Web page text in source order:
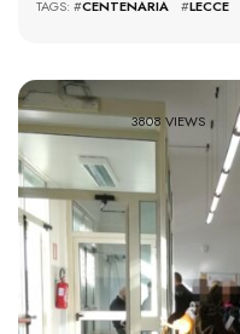
TAGS: #CENTENARIA #LECCE
3808 VIEWS